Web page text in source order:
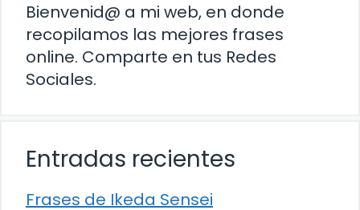
Bienvenid@ a mi web, en donde
recopilamos las mejores frases
online. Comparte en tus Redes
Sociales.
Entradas recientes
Frases de Ikeda Sensei